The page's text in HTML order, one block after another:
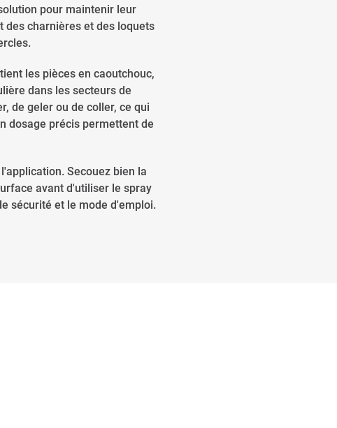
pour maintenir leur
charnières et des loquets
les pièces en caoutchouc,
dans les secteurs de
de geler ou de coller, ce qui
dosage précis permettent de
Secouez bien la
avant d'utiliser le spray
sécurité et le mode d'emploi.